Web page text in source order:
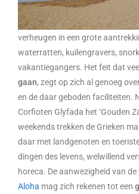
verheugen in een grote
waterratten, kuilengravers,
vakantiegangers. Het feit dat veel
gaan, zegt op zich al genoeg
en de daar geboden faciliteiten.
Corfioten Glyfada het ‘Gouden
weekends trekken de Grieken
daar met landgenoten en
dingen des levens, welwillend
horeca. De aanwezigheid van
Aloha mag zich rekenen tot een